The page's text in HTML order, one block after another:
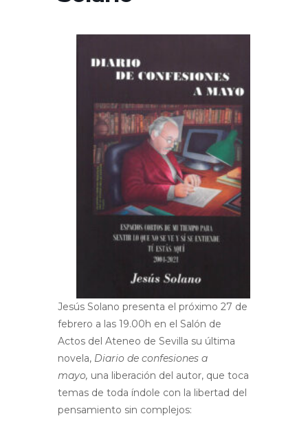
Jesús Solano presenta el próximo 27 de
febrero a las 19.00h en el Salón de
Actos del Ateneo de Sevilla su última
novela, Diario de confesiones a
mayo, una liberación del autor, que toca
temas de toda índole con la libertad del
pensamiento sin complejos: